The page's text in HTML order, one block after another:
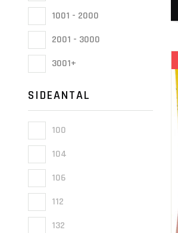
1001 - 2000
2001 - 3000
3001+
SIDEANTAL
100
104
106
112
132